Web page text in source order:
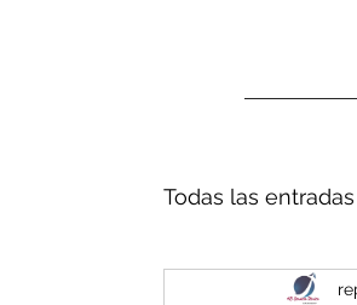
Todas las entradas